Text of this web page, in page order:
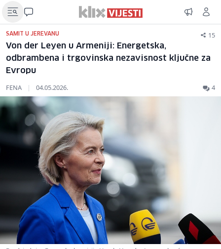
SAMIT U JEREVANU 15
Von der Leyen u Armeniji: Energetska,
odbrambena i trgovinska nezavisnost ključne za
Evropu
FENA | 04.05.2026. 4